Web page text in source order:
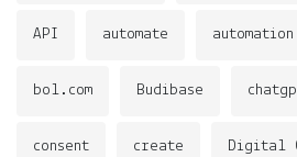
API automate automation
bol.com Budibase
consent create Digital